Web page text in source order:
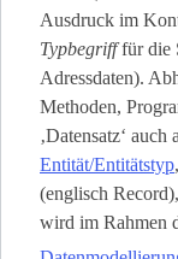
Ausdruck im
Typbegrifffür die
Adressdaten).
Methoden,
‚Datensatz‘
Entität/Entitätstyp,
(englisch Record),
wird im Rahmen